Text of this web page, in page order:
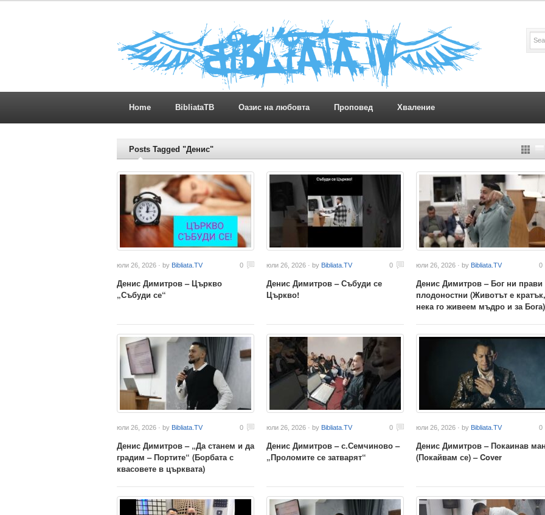
Home BibliataTB Оазис на любовта Проповед Хваление
Posts Tagged "Денис"
юли 26, 2026 · by Bibliata.TV 0
Денис Димитров – Църкво
„Събуди се“
юли 26, 2026 · by Bibliata.TV 0
Денис Димитров – Събуди се
Църкво!
юли 26, 2026 · by Bibliata.TV 0
Денис Димитров – Бог ни прави
плодоностни (Животът е кратък,
нека го живеем мъдро и за Бога)
юли 26, 2026 · by Bibliata.TV 0
Денис Димитров – „Да станем и да
градим – Портите“ (Борбата с
квасовете в църквата)
юли 26, 2026 · by Bibliata.TV 0
Денис Димитров – с.Семчиново –
„Проломите се затварят“
юли 26, 2026 · by Bibliata.TV 0
Денис Димитров – Покаинав
(Покайвам се) – Cover